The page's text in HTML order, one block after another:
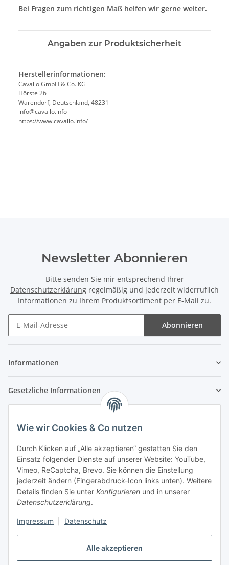
Alle akzeptieren
Wie wir Cookies & Co nutzen
Durch Klicken auf „Alle akzeptieren“ gestatten Sie den
Einsatz folgender Dienste auf unserer Website: YouTube,
Vimeo, ReCaptcha, Brevo. Sie können die Einstellung
jederzeit ändern (Fingerabdruck-Icon links unten). Weitere
Details finden Sie unter Konfigurieren und in unserer
Datenschutzerklärung.
Impressum Datenschutz
Bei Fragen zum richtigen Maß helfen wir gerne weiter.
Angaben zur Produktsicherheit
Herstellerinformationen:
Cavallo GmbH & Co. KG
Hörste 26
Warendorf, Deutschland, 48231
info@cavallo.info
https://www.cavallo.info/
Newsletter Abonnieren
Bitte senden Sie mir entsprechend Ihrer
Datenschutzerklärung regelmäßig und jederzeit widerruflich
Informationen zu Ihrem Produktsortiment per E-Mail zu.
Abonnieren
Informationen
Gesetzliche Informationen
Vertrag widerrufen